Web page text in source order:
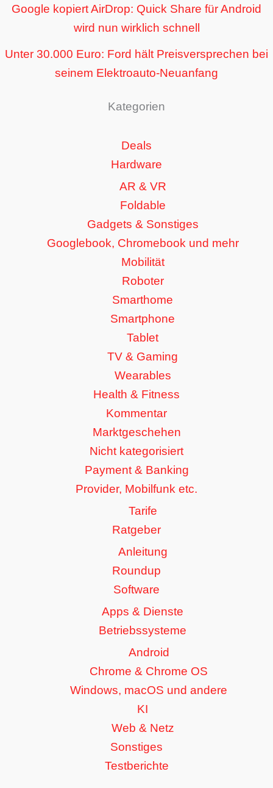
Google kopiert AirDrop: Quick Share für Android
wird nun wirklich schnell
Unter 30.000 Euro: Ford hält Preisversprechen bei
seinem Elektroauto-Neuanfang
Kategorien
Deals
Hardware
AR & VR
Foldable
Gadgets & Sonstiges
Googlebook, Chromebook und mehr
Mobilität
Roboter
Smarthome
Smartphone
Tablet
TV & Gaming
Wearables
Health & Fitness
Kommentar
Marktgeschehen
Nicht kategorisiert
Payment & Banking
Provider, Mobilfunk etc.
Tarife
Ratgeber
Anleitung
Roundup
Software
Apps & Dienste
Betriebssysteme
Android
Chrome & Chrome OS
Windows, macOS und andere
KI
Web & Netz
Sonstiges
Testberichte